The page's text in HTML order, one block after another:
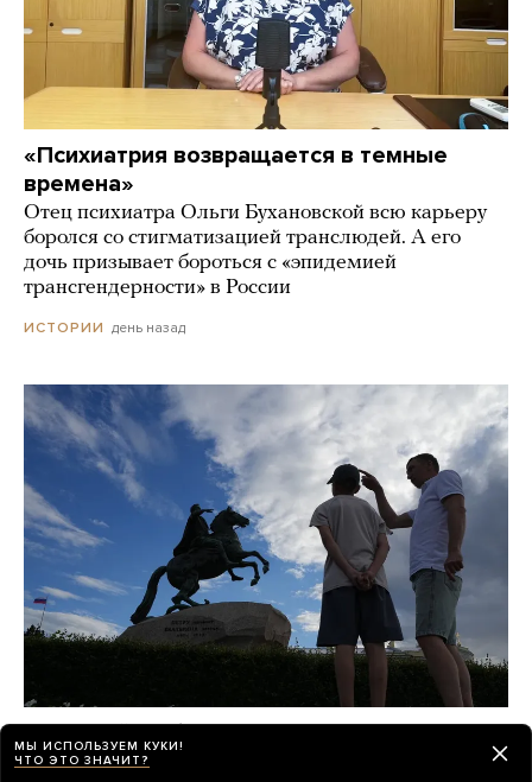
«Психиатрия возвращается в темные
времена»
Отец психиатра Ольги Бухановской всю карьеру
боролся со стигматизацией транслюдей. А его
дочь призывает бороться с «эпидемией
трансгендерности» в России
ИСТОРИИ день назад
«Виталий Выбор Миллионов», «За Питер»,
«Транспорт СПб» — так теперь
МЫ ИСПОЛЬЗУЕМ КУКИ!
ЧТО ЭТО ЗНАЧИТ?